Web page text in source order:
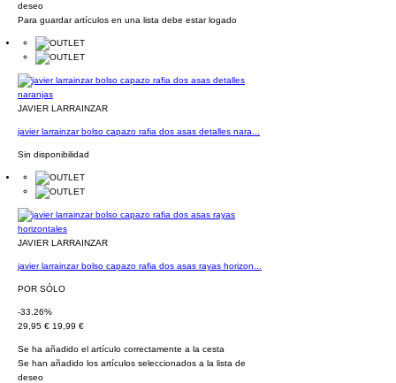
deseo
Para guardar artículos en una lista debe estar logado
JAVIER LARRAINZAR
javier larrainzar bolso capazo rafia dos asas detalles nara...
Sin disponibilidad
JAVIER LARRAINZAR
javier larrainzar bolso capazo rafia dos asas rayas horizon...
POR SÓLO
-33.26%
29,95 € 19,99 €
Se ha añadido el artículo correctamente a la cesta
Se han añadido los artículos seleccionados a la lista de
deseo